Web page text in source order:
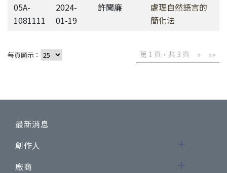
05A-
1081111
2024-
01-19
許聞廉
處理自然語言的
簡化法
每頁顯示： 第 1 頁，共 3 頁 » »»
最新消息
創作人
廠商